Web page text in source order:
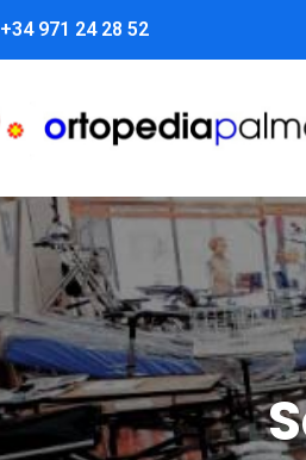
+34 971 24 28 52